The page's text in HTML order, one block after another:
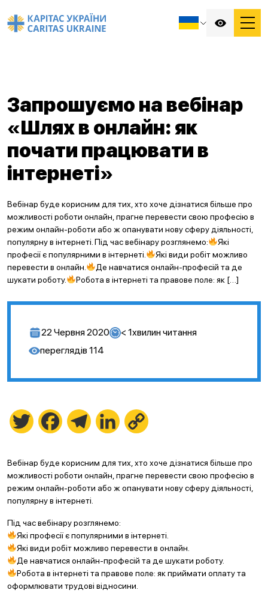
Запрошуємо на вебінар
«Шлях в онлайн: як
почати працювати в
інтернеті»
Вебінар буде корисним для тих, хто хоче дізнатися більше про
можливості роботи онлайн, прагне перевести свою професію в
режим онлайн-роботи або ж опанувати нову сферу діяльності,
популярну в інтернеті. Під час вебінару розглянемо:
Які
професії є популярними в інтернеті.
Які види робіт можливо
перевести в онлайн.
Де навчатися онлайн-професій та де
шукати роботу.
Робота в інтернеті та правове поле: як […]
22 Червня 2020 < 1хвилин читання
переглядів 114
Twitter FacebookTelegramLinkedIn
Вебінар буде корисним для тих, хто хоче дізнатися більше про
можливості роботи онлайн, прагне перевести свою професію в
режим онлайн-роботи або ж опанувати нову сферу діяльності,
популярну в інтернеті.
Під час вебінару розглянемо:
Які професії є популярними в інтернеті.
Які види робіт можливо перевести в онлайн.
Де навчатися онлайн-професій та де шукати роботу.
Робота в інтернеті та правове поле: як приймати оплату та
оформлювати трудові відносини.